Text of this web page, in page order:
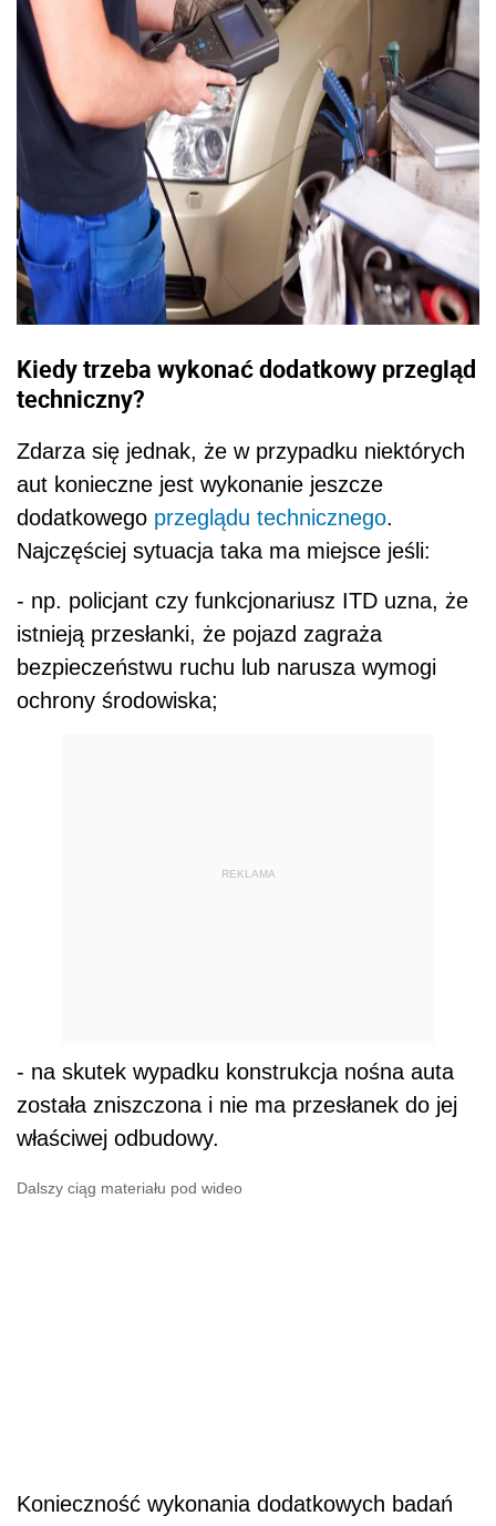
Kiedy trzeba wykonać dodatkowy przegląd
techniczny?
Zdarza się jednak, że w przypadku niektórych
aut konieczne jest wykonanie jeszcze
dodatkowego przeglądu technicznego.
Najczęściej sytuacja taka ma miejsce jeśli:
- np. policjant czy funkcjonariusz ITD uzna, że
istnieją przesłanki, że pojazd zagraża
bezpieczeństwu ruchu lub narusza wymogi
ochrony środowiska;
REKLAMA
- na skutek wypadku konstrukcja nośna auta
została zniszczona i nie ma przesłanek do jej
właściwej odbudowy.
Dalszy ciąg materiału pod wideo
Konieczność wykonania dodatkowych badań